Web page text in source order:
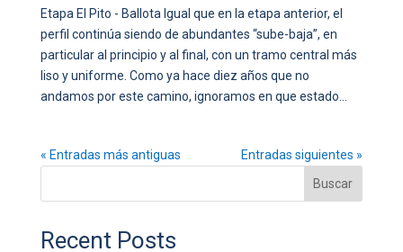
Etapa El Pito - Ballota Igual que en la etapa anterior, el
perfil continúa siendo de abundantes “sube-baja”, en
particular al principio y al final, con un tramo central más
liso y uniforme. Como ya hace diez años que no
andamos por este camino, ignoramos en que estado...
« Entradas más antiguas
Entradas siguientes »
Buscar
Recent Posts